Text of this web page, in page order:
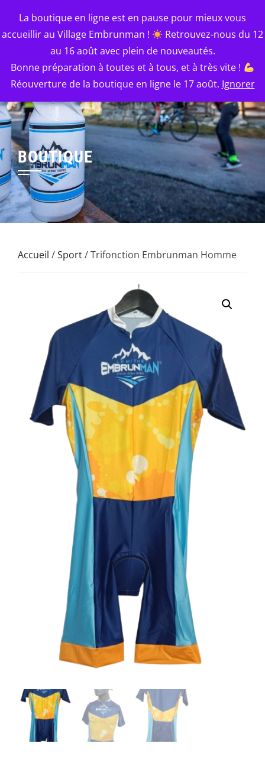
La boutique en ligne est en pause pour mieux vous
accueillir au Village Embrunman !
Retrouvez-nous du 12
au 16 août avec plein de nouveautés.
Bonne préparation à toutes et à tous, et à très vite !
Réouverture de la boutique en ligne le 17 août. Ignorer
content
EMBRUNMAN
Le Mythe : l'épreuve, le souvenir, le style.
BOUTIQUE
Accueil /Sport/ Trifonction Embrunman Homme